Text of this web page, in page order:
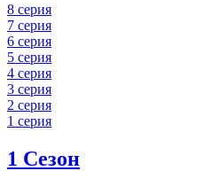
8 серия
7 серия
6 серия
5 серия
4 серия
3 серия
2 серия
1 серия
1 Сезон